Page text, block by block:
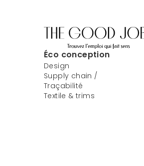
Éco conception
Design
Supply chain /
Traçabilité
Textile & trims